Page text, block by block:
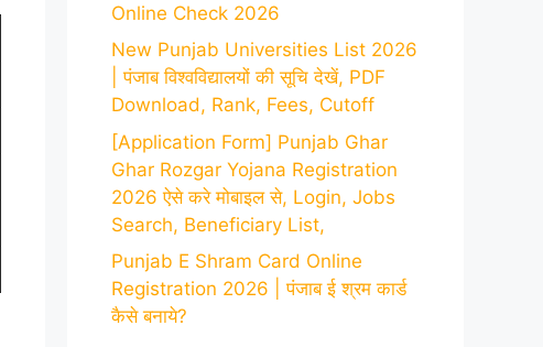
Online Check 2026
New Punjab Universities List 2026
| पंजाब विश्वविद्यालयों की सूचि देखें, PDF
Download, Rank, Fees, Cutoff
[Application Form] Punjab Ghar
Ghar Rozgar Yojana Registration
2026 ऐसे करे मोबाइल से, Login, Jobs
Search, Beneficiary List,
Punjab E Shram Card Online
Registration 2026 | पंजाब ई श्रम कार्ड
कैसे बनाये?